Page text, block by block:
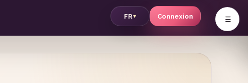
FR▾ Connexion v